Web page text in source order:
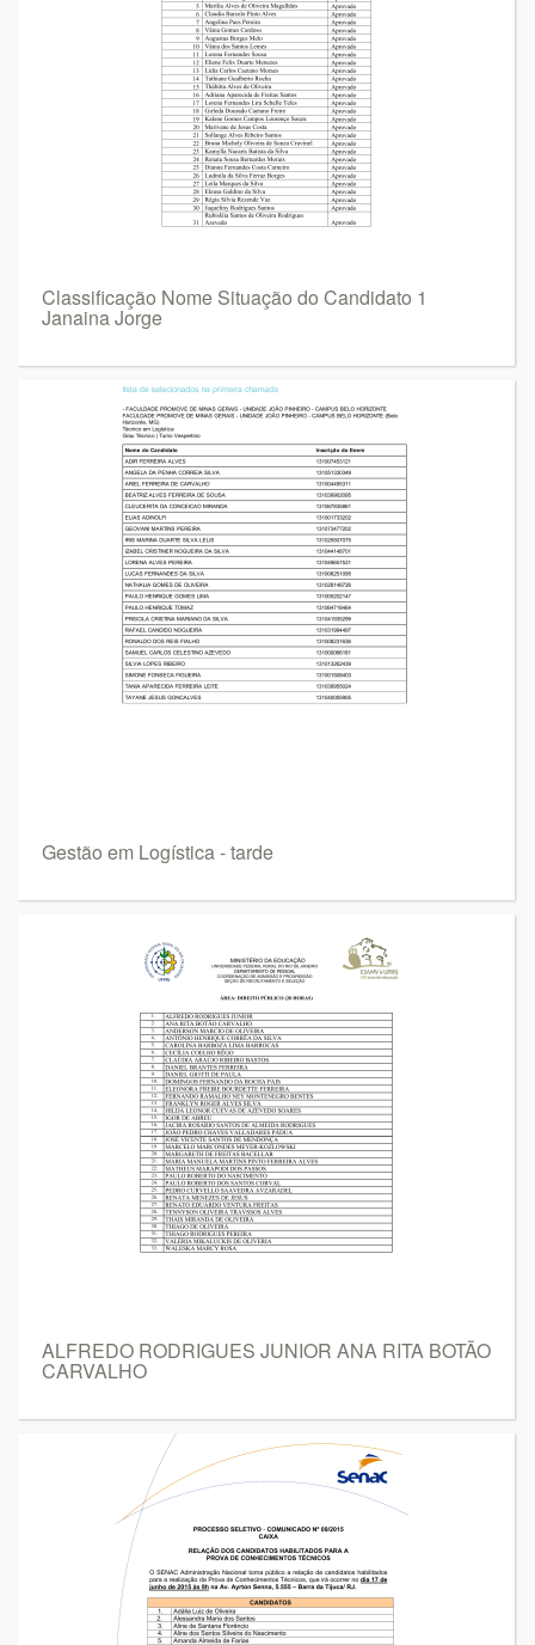
Classificação Nome Situação do Candidato 1
Janaina Jorge
Gestão em Logística - tarde
ALFREDO RODRIGUES JUNIOR ANA RITA BOTÃO
CARVALHO